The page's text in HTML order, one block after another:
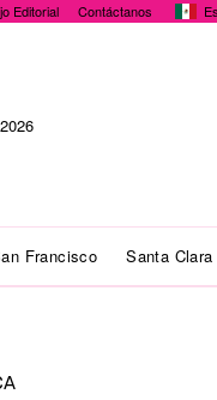
Editorial Contáctanos
Francisco Santa Clara